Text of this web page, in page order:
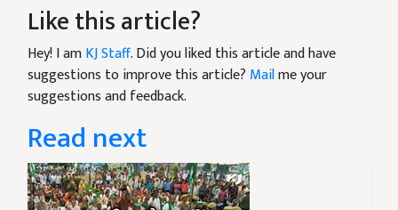
Like this article?
Hey! I amKJ Staff. Did you liked this article and have
suggestions to improve this article? Mailme your
suggestions and feedback.
Read next